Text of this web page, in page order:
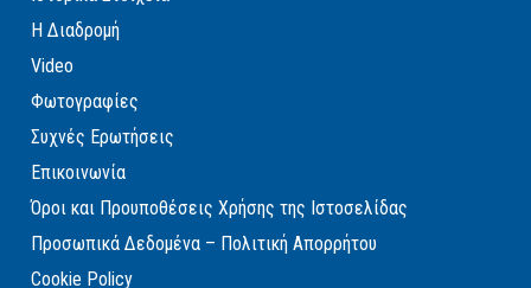
Η Διαδρομή
Video
Φωτογραφίες
Συχνές Ερωτήσεις
Επικοινωνία
Όροι και Προυποθέσεις Χρήσης της Ιστοσελίδας
Προσωπικά Δεδομένα – Πολιτική Απορρήτου
Cookie Policy